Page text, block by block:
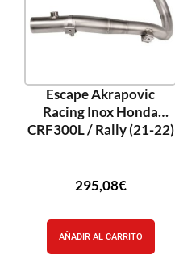
Escape Akrapovic
Racing Inox Honda
CRF300L / Rally (21-22)
295,08€
AÑADIR AL CARRITO